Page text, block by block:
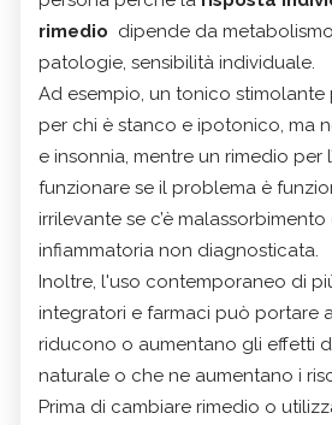
rimedio dipende da
patologie, sensibilità individuale.
Ad esempio, un tonico
per chi è stanco e ipotonico, ma
e insonnia, mentre un rimedio per
funzionare se il problema è
irrilevante se c’è
infiammatoria non diagnosticata.
Inoltre, l'uso contemporaneo di
integratori e farmaci può portare
riducono o aumentano gli effetti
naturale o che ne aumentano i
Prima di cambiare rimedio o